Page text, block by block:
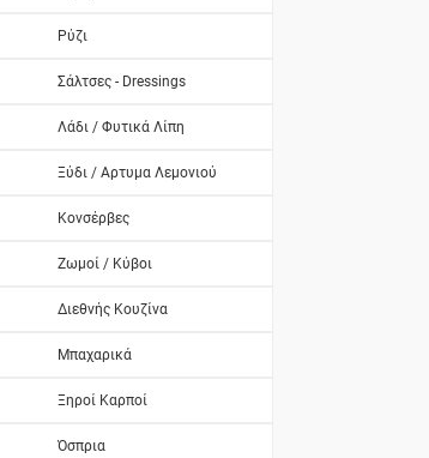
Ρύζι
Σάλτσες - Dressings
Λάδι / Φυτικά Λίπη
Ξύδι / Αρτυμα Λεμονιού
Κονσέρβες
Ζωμοί / Κύβοι
Διεθνής Κουζίνα
Μπαχαρικά
Ξηροί Καρποί
Όσπρια